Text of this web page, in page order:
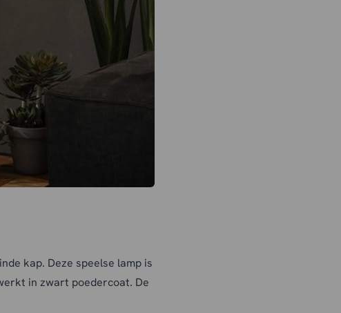
kap. Deze speelse lamp is
in zwart poedercoat. De